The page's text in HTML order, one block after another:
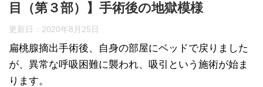
目（第３部）】手術後の地獄模様
更新日： 2020年8月25日
扁桃腺摘出手術後、自身の部屋にベッドで戻りました
が、異常な呼吸困難に襲われ、吸引という施術が始ま
ります。